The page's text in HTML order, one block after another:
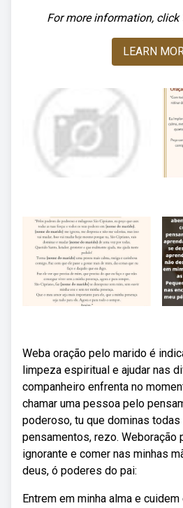
For more information, click
LEARN
Weba oração pelo marido é
limpeza espiritual e ajudar nas
companheiro enfrenta no
chamar uma pessoa pelo
poderoso, tu que dominas
pensamentos, rezo. Weboração
ignorante e comer nas minhas
deus, ó poderes do pai:
Entrem em minha alma e